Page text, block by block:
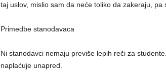
taj uslov, mislio sam da neće toliko da zakeraju,
Primedbe stanodavaca
Ni stanodavci nemaju previše lepih reči za
naplaćuje unapred.